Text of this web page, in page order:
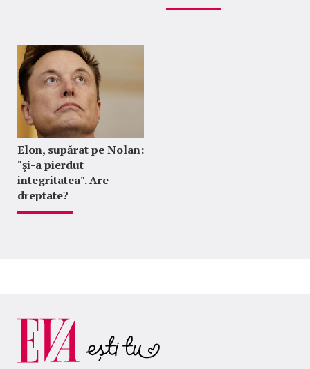
Elon, supărat pe Nolan:
"şi-a pierdut
integritatea". Are
dreptate?